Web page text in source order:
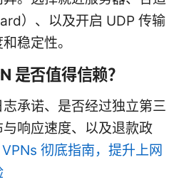
）、以及开启 UDP 传输
稳定性。
是否值得信赖？
承诺、是否经过独立第三
响应速度、以及退款政
彻底指南，提升上网